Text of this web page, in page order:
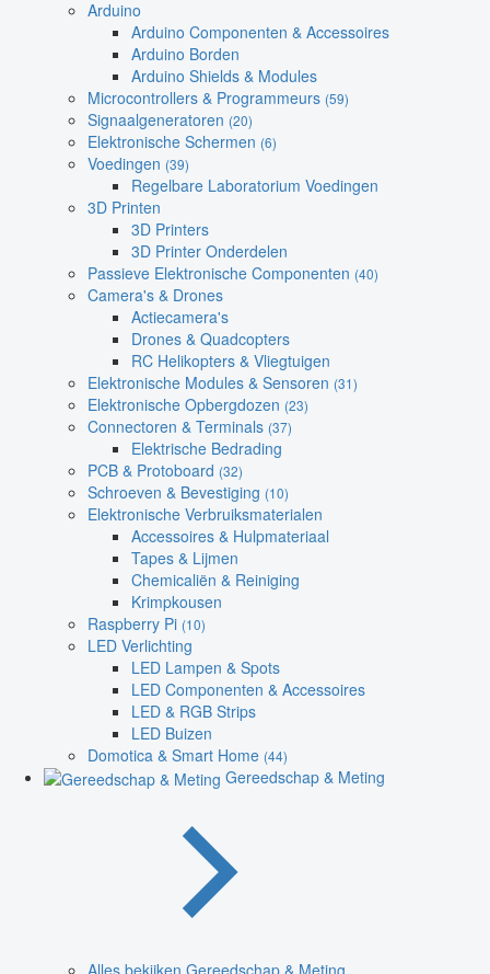
Arduino
Arduino Componenten & Accessoires
Arduino Borden
Arduino Shields & Modules
Microcontrollers & Programmeurs (59)
Signaalgeneratoren (20)
Elektronische Schermen (6)
Voedingen (39)
Regelbare Laboratorium Voedingen
3D Printen
3D Printers
3D Printer Onderdelen
Passieve Elektronische Componenten (40)
Camera's & Drones
Actiecamera's
Drones & Quadcopters
RC Helikopters & Vliegtuigen
Elektronische Modules & Sensoren (31)
Elektronische Opbergdozen (23)
Connectoren & Terminals (37)
Elektrische Bedrading
PCB & Protoboard (32)
Schroeven & Bevestiging (10)
Elektronische Verbruiksmaterialen
Accessoires & Hulpmateriaal
Tapes & Lijmen
Chemicaliën & Reiniging
Krimpkousen
Raspberry Pi (10)
LED Verlichting
LED Lampen & Spots
LED Componenten & Accessoires
LED & RGB Strips
LED Buizen
Domotica & Smart Home (44)
Gereedschap & Meting
Alles bekijken Gereedschap & Meting